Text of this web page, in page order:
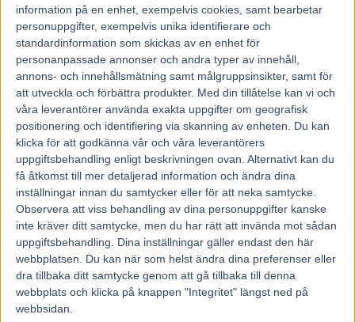
information på en enhet, exempelvis cookies, samt bearbetar
personuppgifter, exempelvis unika identifierare och
standardinformation som skickas av en enhet för
personanpassade annonser och andra typer av innehåll,
annons- och innehållsmätning samt målgruppsinsikter, samt för
att utveckla och förbättra produkter. Med din tillåtelse kan vi och
våra leverantörer använda exakta uppgifter om geografisk
positionering och identifiering via skanning av enheten. Du kan
klicka för att godkänna vår och våra leverantörers
uppgiftsbehandling enligt beskrivningen ovan. Alternativt kan du
få åtkomst till mer detaljerad information och ändra dina
inställningar innan du samtycker eller för att neka samtycke.
Observera att viss behandling av dina personuppgifter kanske
inte kräver ditt samtycke, men du har rätt att invända mot sådan
uppgiftsbehandling. Dina inställningar gäller endast den här
webbplatsen. Du kan när som helst ändra dina preferenser eller
dra tillbaka ditt samtycke genom att gå tillbaka till denna
webbplats och klicka på knappen "Integritet" längst ned på
webbsidan.
Rushmore Face gick ifrån till en betryggande seger och
enligt kusken är detta början på något riktigt bra.
– Han har visat tidigare att han har kapacitet. Vi fick en
dålig start och fick jaga fältet. Han var lite småseg, men när
han gick undan säkert tillslut. Jag tror hästen kommer gå
framåt väldigt mycket med det här loppet i kroppen, säger
Christoffer Eriksson.
► Segern var värd 70 000 kronor
24 januari 201822:35
Läs mer om trav hos Trav 365 på Aftonbladet